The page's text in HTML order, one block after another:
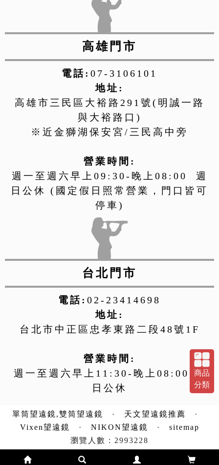
高雄門市
電話: 07-3106101
地址:
高雄市三民區大裕路291號(明誠一路
與大裕路口)
※近金獅湖保安宮/三民高中旁
營業時間:
週一至週六早上09:30-晚上08:00 週
日公休 (國定假日照常營業，門口皆可
停車)
台北門市
電話: 02-23414698
地址:
台北市中正區忠孝東路二段48號1F
營業時間:
週一至週六早上11:30-晚上08:00 週
日公休
單筒望遠鏡,雙筒望遠鏡 · 天文望遠鏡推薦
·
Vixen望遠鏡 · NIKON望遠鏡 · sitemap
瀏覽人數：2993228
商品
分類